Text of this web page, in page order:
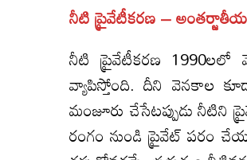
నీటి ప్రైవేటీకరణ –
నీటి ప్రైవేటీకరణ
వ్యాపిస్తోంది. దీని వెనకాల
మంజూరు చేసేటప్పుడు
రంగం నుండి ప్రైవేట్ పరం